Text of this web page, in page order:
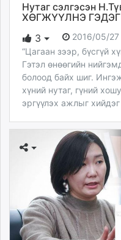
Нутаг сэлгэсэн
ХӨГЖҮҮЛНЭ
3
2016/05/27
“Цагаан зээр, бүсгүй
Гэтэл өнөөгийн
болоод байх шиг.
хүний нутаг, гүний
эргүүлэх ажлыг